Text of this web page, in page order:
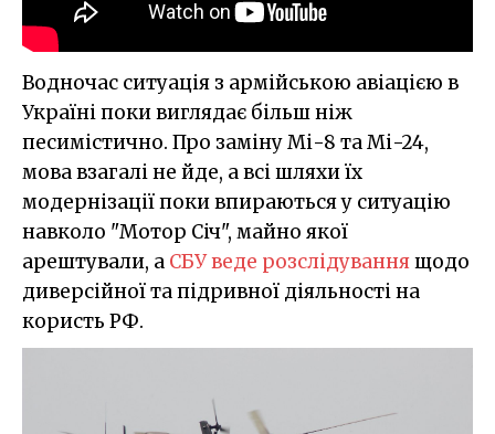
Водночас ситуація з армійською авіацією в
Україні поки виглядає більш ніж
песимістично. Про заміну Мі-8 та Мі-24,
мова взагалі не йде, а всі шляхи їх
модернізації поки впираються у ситуацію
навколо "Мотор Січ", майно якої
арештували, а СБУ веде розслідуваннящодо
диверсійної та підривної діяльності на
користь РФ.